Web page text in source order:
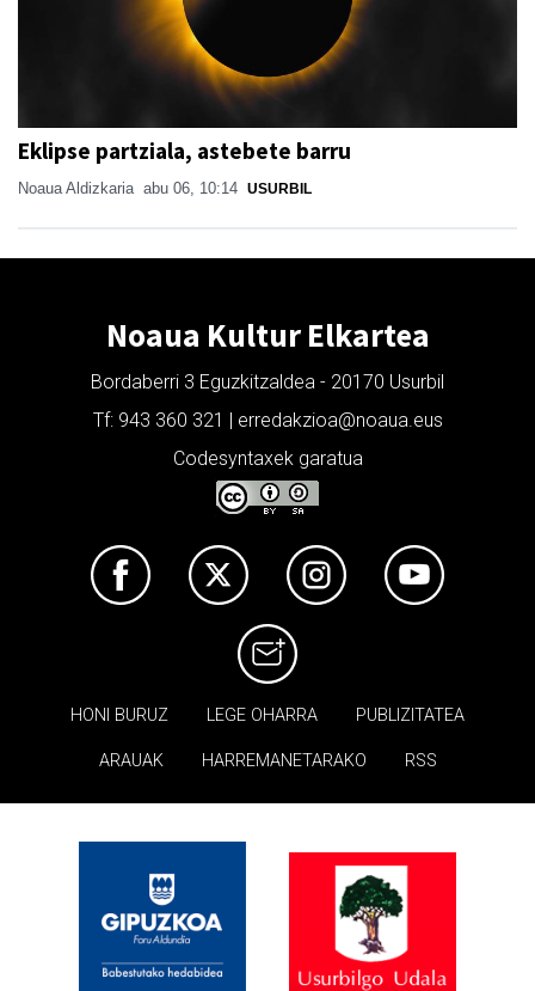
Eklipse partziala, astebete barru
Noaua Aldizkaria abu 06, 10:14 USURBIL
Noaua Kultur Elkartea
Bordaberri 3 Eguzkitzaldea - 20170 Usurbil
Tf: 943 360 321 | erredakzioa@noaua.eus
Codesyntaxek garatua
HONI BURUZ LEGE OHARRA PUBLIZITATEA
ARAUAK HARREMANETARAKO RSS